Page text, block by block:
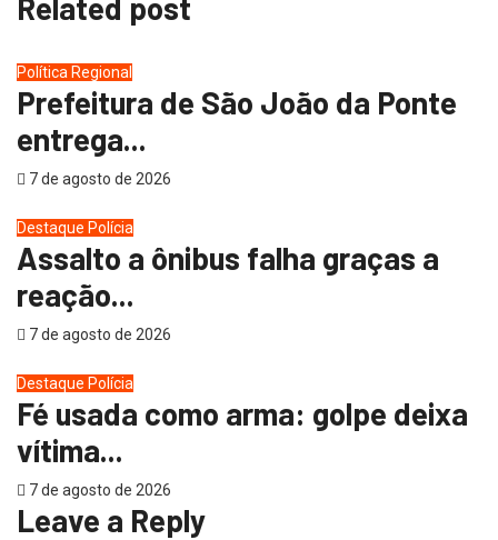
Política Regional
Prefeitura de São João da Ponte
entrega...
7 de agosto de 2026
Destaque Polícia
Assalto a ônibus falha graças a
reação...
7 de agosto de 2026
Destaque Polícia
Fé usada como arma: golpe deixa
vítima...
7 de agosto de 2026
Leave a Reply